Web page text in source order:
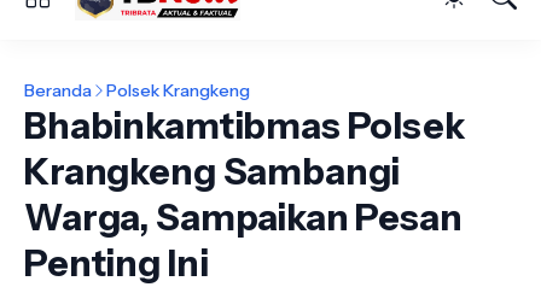
Beranda Polsek Krangkeng
Bhabinkamtibmas Polsek
Krangkeng Sambangi
Warga, Sampaikan Pesan
Penting Ini